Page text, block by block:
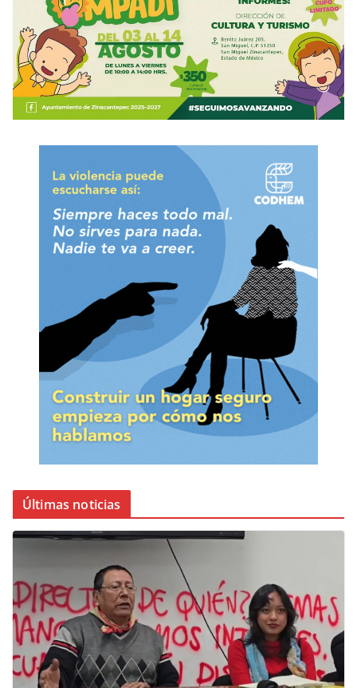
Últimas noticias